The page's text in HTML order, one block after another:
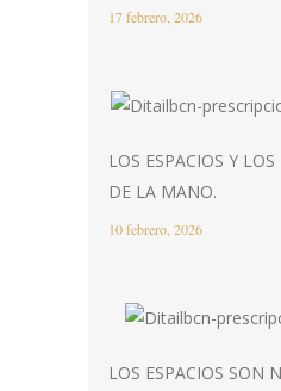
17 febrero, 2026
LOS ESPACIOS Y
DE LA MANO.
10 febrero, 2026
LOS ESPACIOS SON